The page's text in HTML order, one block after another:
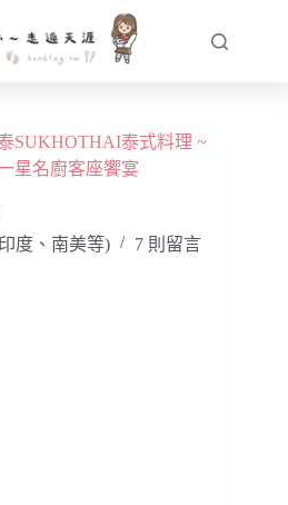
SUKHOTHAI泰式料理 ~
星名廚客座饗宴
度、南美等)
7 則留言